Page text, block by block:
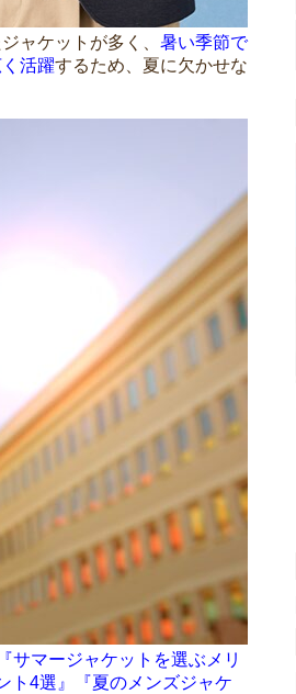
ャケットが多く、 暑い季節で
活躍するため、夏に欠かせな
サマージャケットを選ぶメリ
ト4選』『夏のメンズジャケ
ト調査】男女別スーツが似合うと思
ンキングTOP10！栄えある1位に選
？